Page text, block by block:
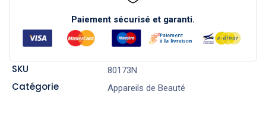
Paiement sécurisé et garanti.
SKU 80173N
Catégorie Appareils de Beauté